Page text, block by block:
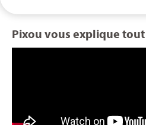
Pixou vous explique tout